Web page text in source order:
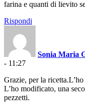
farina e quanti di lievito
Rispondi
Sonia Maria
- 11:27
Grazie, per la
L’ho modificato, una
pezzetti.